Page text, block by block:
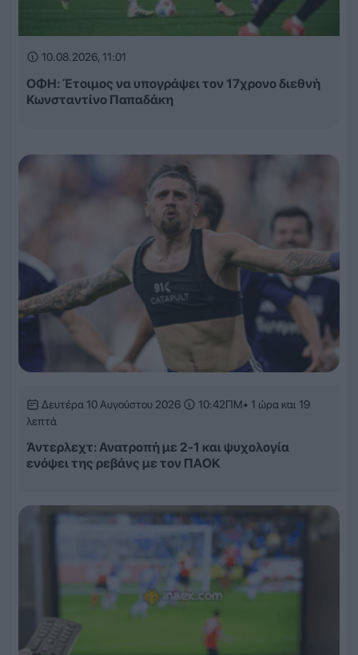
10.08.2026, 11:01
ΟΦΗ: Έτοιμος να υπογράψει τον 17χρονο διεθνή
Κωνσταντίνο Παπαδάκη
Δευτέρα 10 Αυγούστου 2026 10:42ΠΜ• 1 ώρα και 19
λεπτά
Άντερλεχτ: Ανατροπή με 2-1 και ψυχολογία
ενόψει της ρεβάνς με τον ΠΑΟΚ